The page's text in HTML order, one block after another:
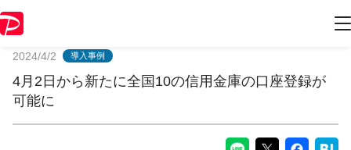
2024/4/2 導入事例
4月2日から新たに全国10の信用金庫の口座登録が
可能に